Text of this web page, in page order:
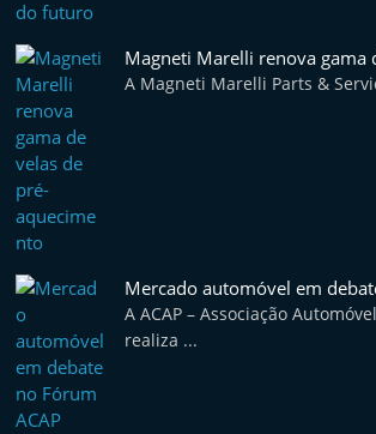
Magneti Marelli renova gama
A Magneti Marelli Parts &
Mercado automóvel em
A ACAP – Associação
realiza ...